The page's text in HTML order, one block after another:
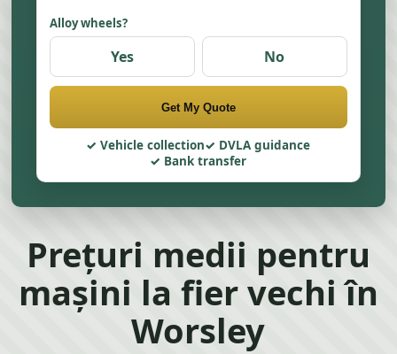
Alloy wheels?
Yes No
Get My Quote
Vehicle collection
DVLA guidance
Bank transfer
Prețuri medii pentru
mașini la fier vechi în
Worsley